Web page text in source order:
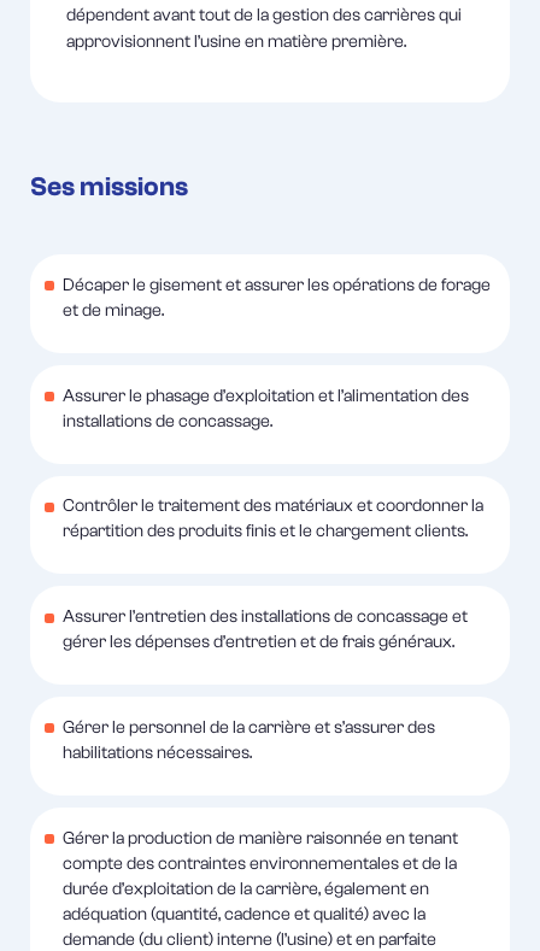
dépendent avant tout de la gestion des carrières qui
approvisionnent l’usine en matière première.
Ses missions
Décaper le gisement et assurer les opérations de forage
et de minage.
Assurer le phasage d’exploitation et l’alimentation des
installations de concassage.
Contrôler le traitement des matériaux et coordonner la
répartition des produits finis et le chargement clients.
Assurer l’entretien des installations de concassage et
gérer les dépenses d’entretien et de frais généraux.
Gérer le personnel de la carrière et s’assurer des
habilitations nécessaires.
Gérer la production de manière raisonnée en tenant
compte des contraintes environnementales et de la
durée d’exploitation de la carrière, également en
adéquation (quantité, cadence et qualité) avec la
demande (du client) interne (l’usine) et en parfaite